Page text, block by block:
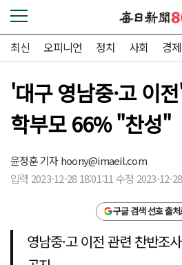
최신 오피니언 정치 사회 경제
'대구 영남중·고 이
학부모 66% "찬성"
윤정훈 기자hoony@imaeil.com
입력 2023-12-28 18:01:11 수정 2023-12-
구글 검색 선호 출
영남중·고 이전 관련 찬반조